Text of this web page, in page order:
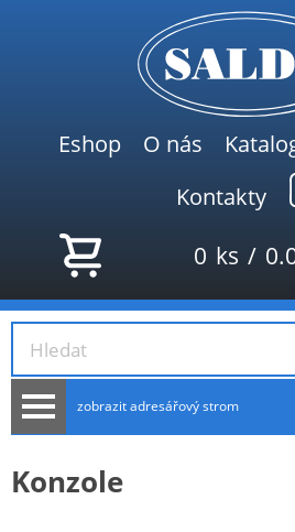
Eshop O nás
Kontakty
0 ks /
zobrazit adresářový strom
NOVINKY
Konzole